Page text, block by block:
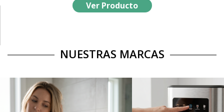
Ver Producto
NUESTRAS MARCAS